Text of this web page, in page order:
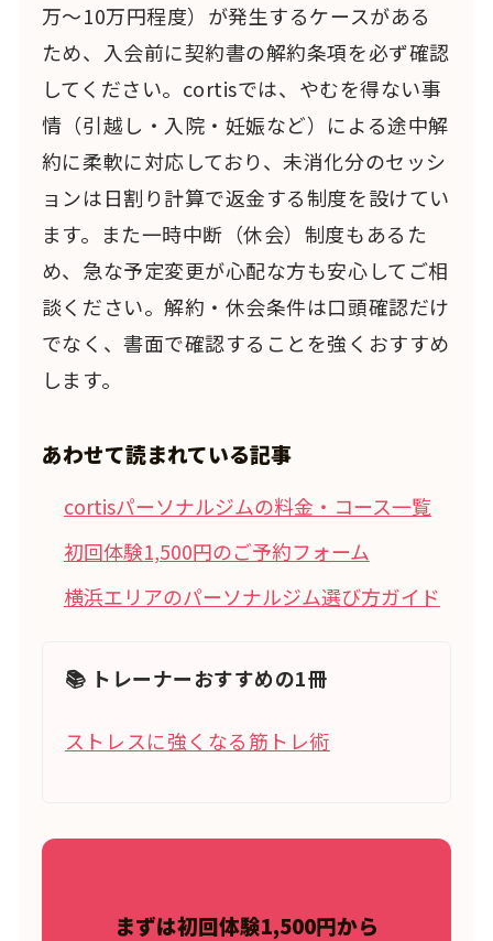
万〜10万円程度）が発生するケースがある
ため、入会前に契約書の解約条項を必ず確認
してください。cortisでは、やむを得ない事
情（引越し・入院・妊娠など）による途中解
約に柔軟に対応しており、未消化分のセッシ
ョンは日割り計算で返金する制度を設けてい
ます。また一時中断（休会）制度もあるた
め、急な予定変更が心配な方も安心してご相
談ください。解約・休会条件は口頭確認だけ
でなく、書面で確認することを強くおすすめ
します。
あわせて読まれている記事
cortisパーソナルジムの料金・コース一覧
初回体験1,500円のご予約フォーム
横浜エリアのパーソナルジム選び方ガイド
📚 トレーナーおすすめの1冊
ストレスに強くなる筋トレ術
まずは初回体験1,500円から